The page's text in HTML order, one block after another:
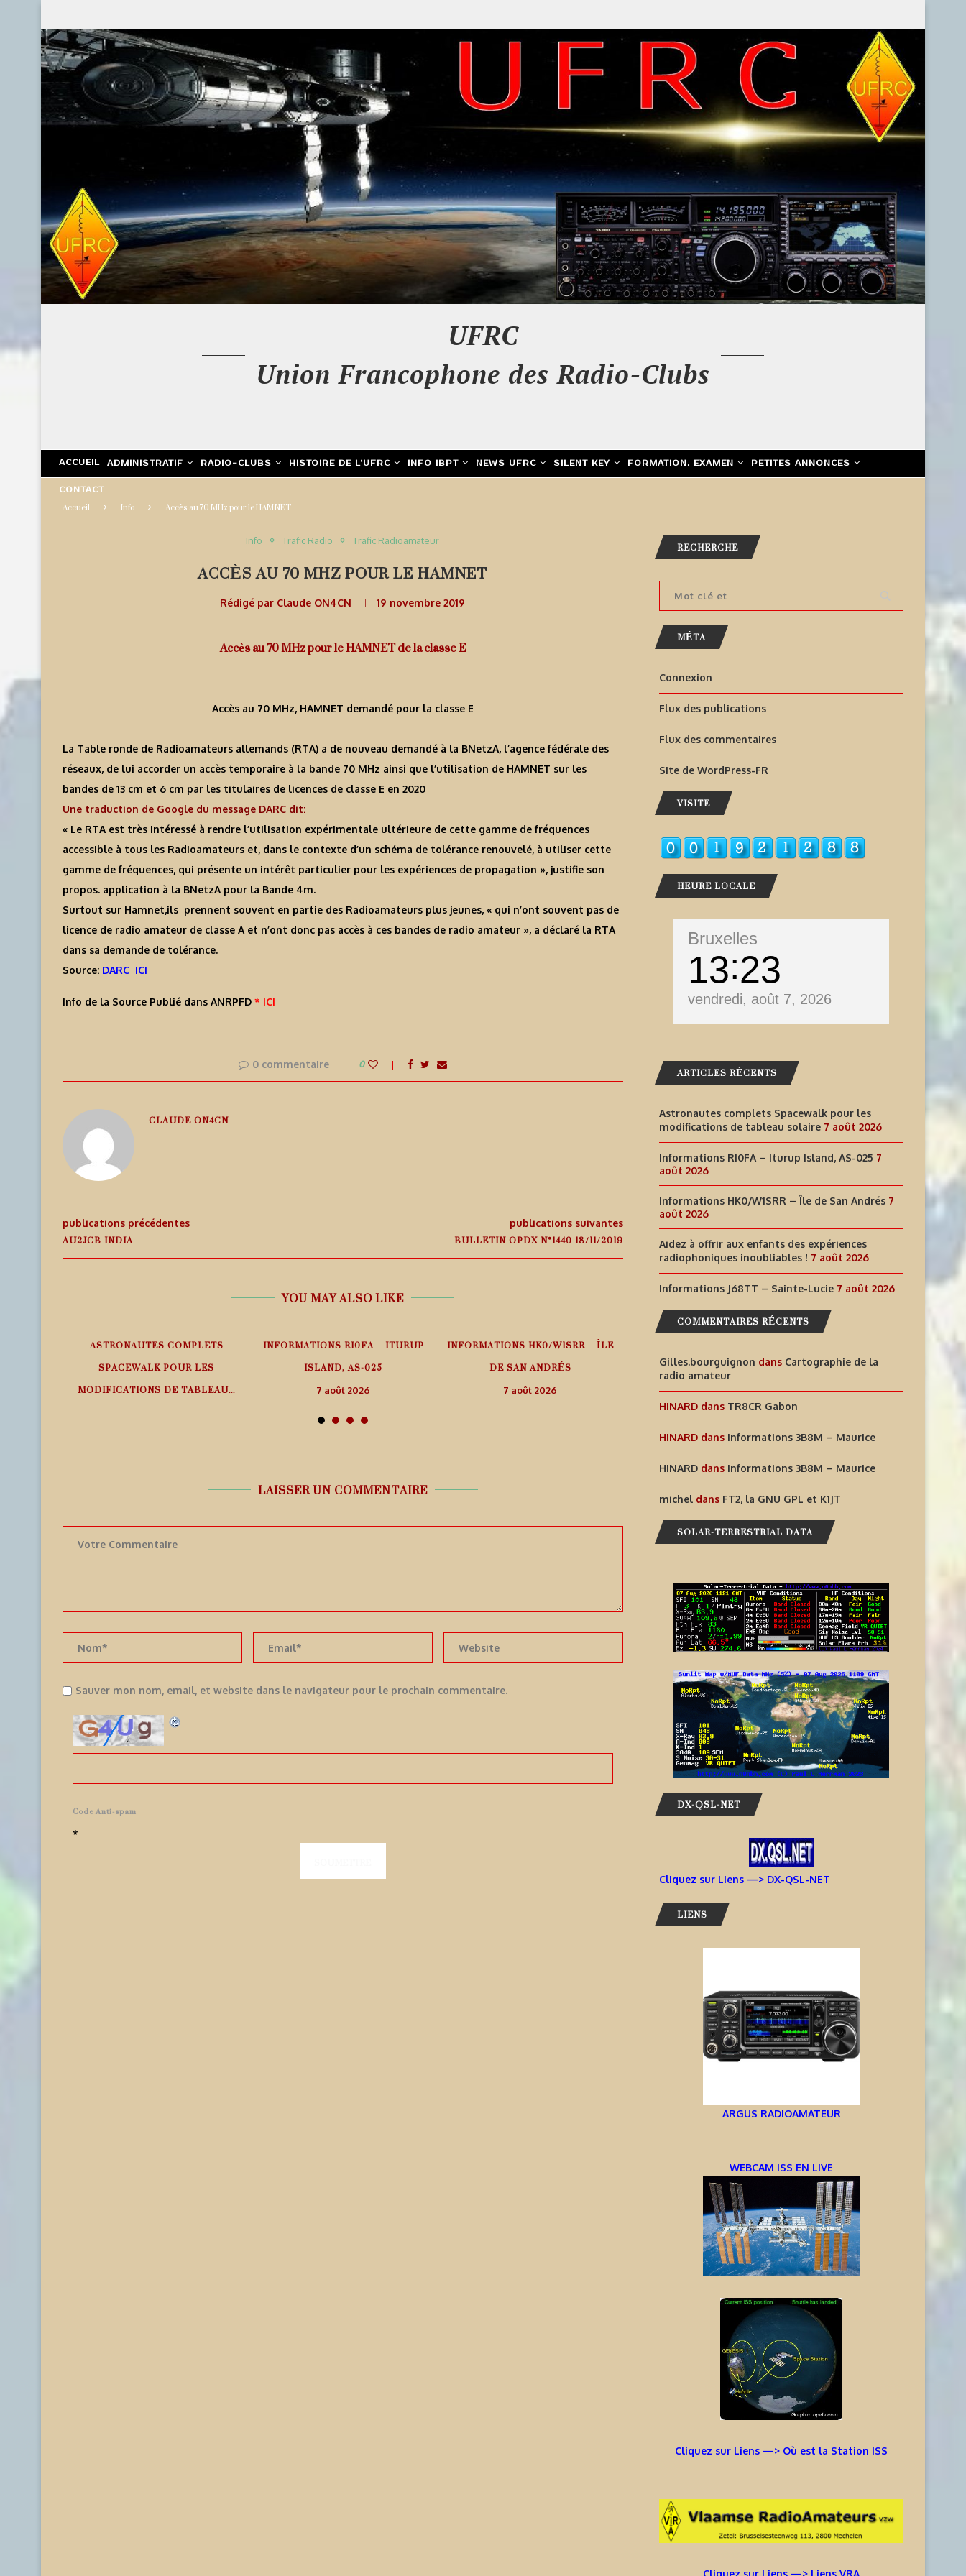
UFRC
Union Francophone des Radio-Clubs
ACCUEIL ADMINISTRATIF RADIO-CLUBS HISTOIRE DE L’UFRC INFO IBPT NEWS UFRC SILENT KEY FORMATION, EXAMEN PETITES ANNONCES
CONTACT
Accueil Info Accès au 70 MHz pour le HAMNET
Info Trafic Radio Trafic Radioamateur
ACCÈS AU 70 MHZ POUR LE HAMNET
Rédigé par Claude ON4CN 19 novembre 2019
Accès au 70 MHz pour le HAMNET de la classe E
Accès au 70 MHz, HAMNET demandé pour la classe E
La Table ronde de Radioamateurs allemands (RTA) a de nouveau demandé à la BNetzA, l’agence fédérale des
réseaux, de lui accorder un accès temporaire à la bande 70 MHz ainsi que l’utilisation de HAMNET sur les
bandes de 13 cm et 6 cm par les titulaires de licences de classe E en 2020
Une traduction de Google du message DARC dit:
« Le RTA est très intéressé à rendre l’utilisation expérimentale ultérieure de cette gamme de fréquences
accessible à tous les Radioamateurs et, dans le contexte d’un schéma de tolérance renouvelé, à utiliser cette
gamme de fréquences, qui présente un intérêt particulier pour les expériences de propagation », justifie son
propos. application à la BNetzA pour la Bande 4m.
Surtout sur Hamnet,ils prennent souvent en partie des Radioamateurs plus jeunes, « qui n’ont souvent pas de
licence de radio amateur de classe A et n’ont donc pas accès à ces bandes de radio amateur », a déclaré la RTA
dans sa demande de tolérance.
Source: DARC ICI
Info de la Source Publié dans ANRPFD * ICI
0 commentaire 0
CLAUDE ON4CN
publications précédentes
AU2JCB INDIA
publications suivantes
BULLETIN OPDX N°1440 18/11/2019
YOU MAY ALSO LIKE
ASTRONAUTES COMPLETS
SPACEWALK POUR LES
MODIFICATIONS DE TABLEAU...
INFORMATIONS RI0FA – ITURUP
ISLAND, AS-025
7 août 2026
INFORMATIONS HK0/W1SRR – ÎLE
DE SAN ANDRÉS
7 août 2026
DES EXPÉRIENCES
RADIOPHONIQUES...
7 août 2026
INFORMATIONS J68TT –
7 août 2026
LAISSER UN COMMENTAIRE
Sauver mon nom, email, et website dans le navigateur pour le prochain commentaire.
Code Anti-spam
*
RECHERCHE
MÉTA
Connexion
Flux des publications
Flux des commentaires
Site de WordPress-FR
VISITE
HEURE LOCALE
Bruxelles
13 23
vendredi, août 7, 2026
ARTICLES RÉCENTS
Astronautes complets Spacewalk pour les
modifications de tableau solaire 7 août 2026
Informations RI0FA – Iturup Island, AS-025 7
août 2026
Informations HK0/W1SRR – Île de San Andrés 7
août 2026
Aidez à offrir aux enfants des expériences
radiophoniques inoubliables ! 7 août 2026
Informations J68TT – Sainte-Lucie 7 août 2026
COMMENTAIRES RÉCENTS
Gilles.bourguignon dans Cartographie de la
radio amateur
HINARD dans TR8CR Gabon
HINARD dans Informations 3B8M – Maurice
HINARD dans Informations 3B8M – Maurice
michel dans FT2, la GNU GPL et K1JT
SOLAR-TERRESTRIAL DATA
DX-QSL-NET
Cliquez sur Liens —> DX-QSL-NET
LIENS
ARGUS RADIOAMATEUR
WEBCAM ISS EN LIVE
Cliquez sur Liens —> Où est la Station ISS